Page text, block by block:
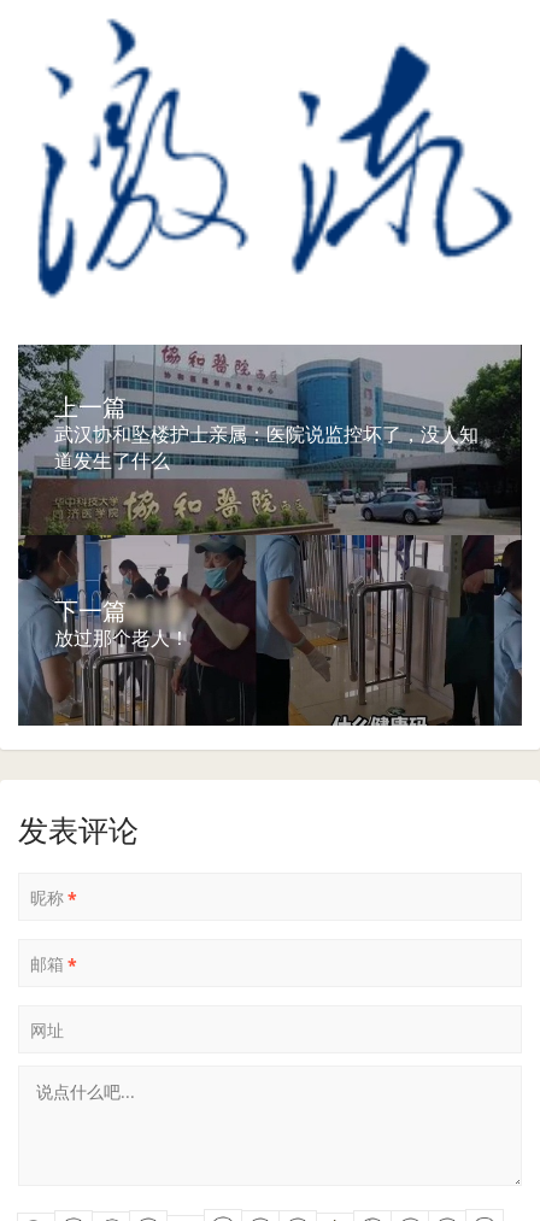
上一篇
武汉协和坠楼护士亲属：医院说监控坏了，没人知
道发生了什么
下一篇
放过那个老人！
发表评论
昵称*
邮箱 *
网址